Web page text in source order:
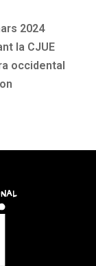
2024
la CJUE
occidental